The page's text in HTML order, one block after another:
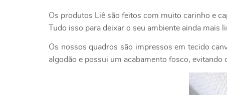
Os produtos Liê são feitos com muito carinho e
Tudo isso para deixar o seu ambiente ainda mais
Os nossos quadros são impressos em tecido
algodão e possui um acabamento fosco,